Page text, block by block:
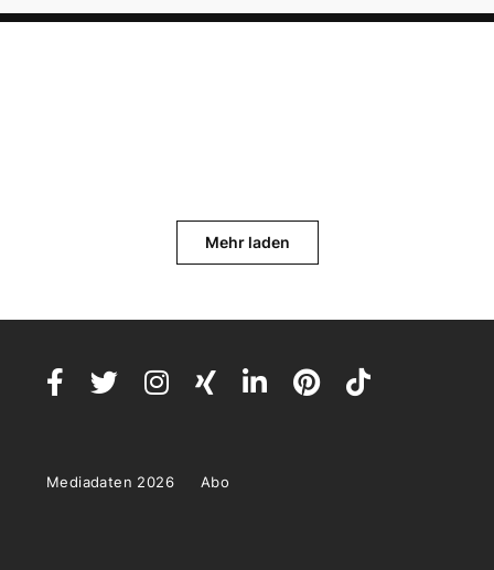
Mehr laden
Mediadaten 2026 Abo